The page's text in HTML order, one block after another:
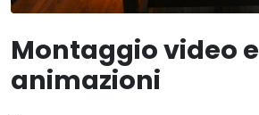
Montaggio video e
animazioni